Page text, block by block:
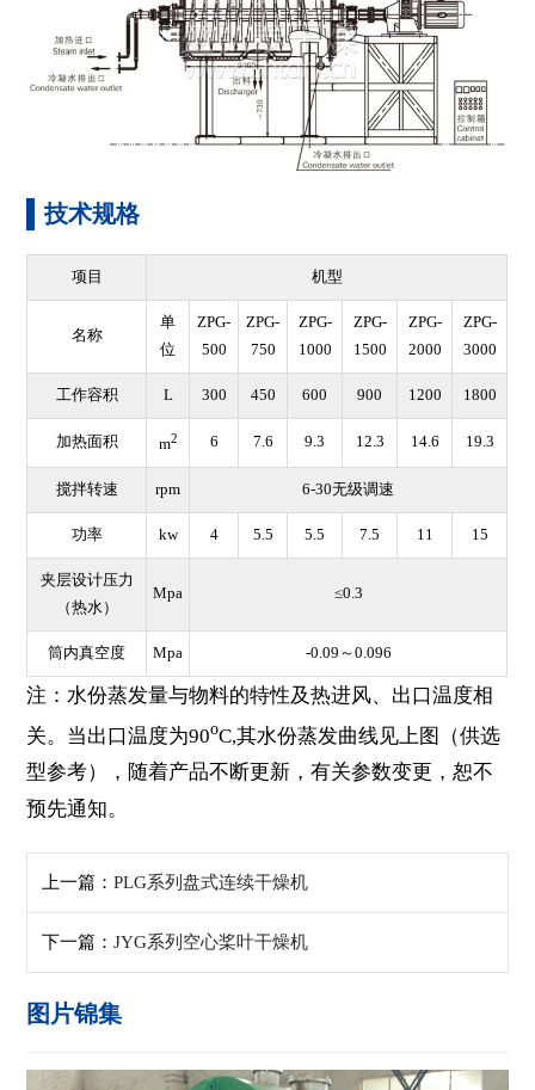
技术规格
项目 机型
名称
单
位
ZPG-
500
ZPG-
750
ZPG-
1000
ZPG-
1500
ZPG-
2000
ZPG-
3000
工作容积 L 300 450 600 900 1200 1800
加热面积 m2 6 7.6 9.3 12.3 14.6 19.3
搅拌转速 rpm 6-30无级调速
功率 kw 4 5.5 5.5 7.5 11 15
夹层设计压力
（热水）
Mpa ≤0.3
筒内真空度 Mpa -0.09～0.096
注：水份蒸发量与物料的特性及热进风、出口温度相
关。当出口温度为90oC,其水份蒸发曲线见上图（供选
型参考），随着产品不断更新，有关参数变更，恕不
预先通知。
上一篇：PLG系列盘式连续干燥机
下一篇：JYG系列空心桨叶干燥机
图片锦集